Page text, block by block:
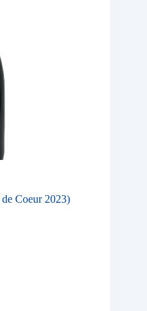
Coeur 2023)